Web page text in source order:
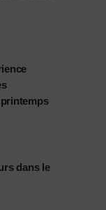
dans le